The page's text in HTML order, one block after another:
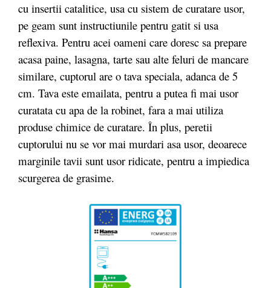
cu insertii catalitice, usa cu sistem de curatare usor,
pe geam sunt instructiunile pentru gatit si usa
reflexiva. Pentru acei oameni care doresc sa prepare
acasa paine, lasagna, tarte sau alte feluri de mancare
similare, cuptorul are o tava speciala, adanca de 5
cm. Tava este emailata, pentru a putea fi mai usor
curatata cu apa de la robinet, fara a mai utiliza
produse chimice de curatare. În plus, peretii
cuptorului nu se vor mai murdari asa usor, deoarece
marginile tavii sunt usor ridicate, pentru a impiedica
scurgerea de grasime.